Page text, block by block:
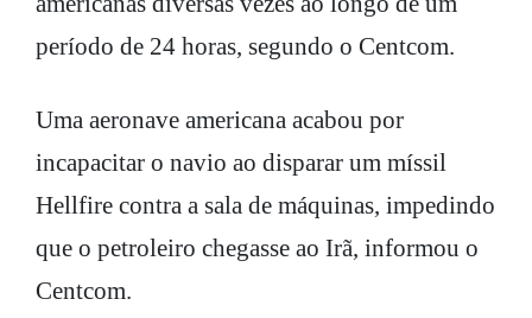
período de 24 horas, segundo o Centcom.
Uma aeronave americana acabou por
incapacitar o navio ao disparar um míssil
Hellfire contra a sala de máquinas, impedindo
que o petroleiro chegasse ao Irã, informou o
Centcom.